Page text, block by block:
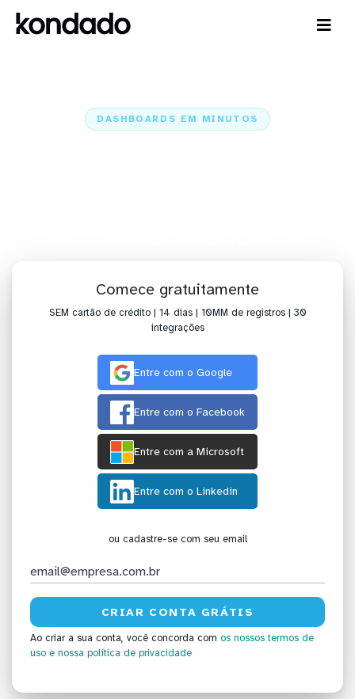
DASHBOARDS EM MINUTOS
Comece gratuitamente
SEM cartão de crédito | 14 dias | 10MM de registros | 30
integrações
Entre com o Google
Entre com o Facebook
Entre com a Microsoft
Entre com o Linkedin
ou cadastre-se com seu email
Ao criar a sua conta, você concorda com os nossos termos de
uso e nossa política de privacidade